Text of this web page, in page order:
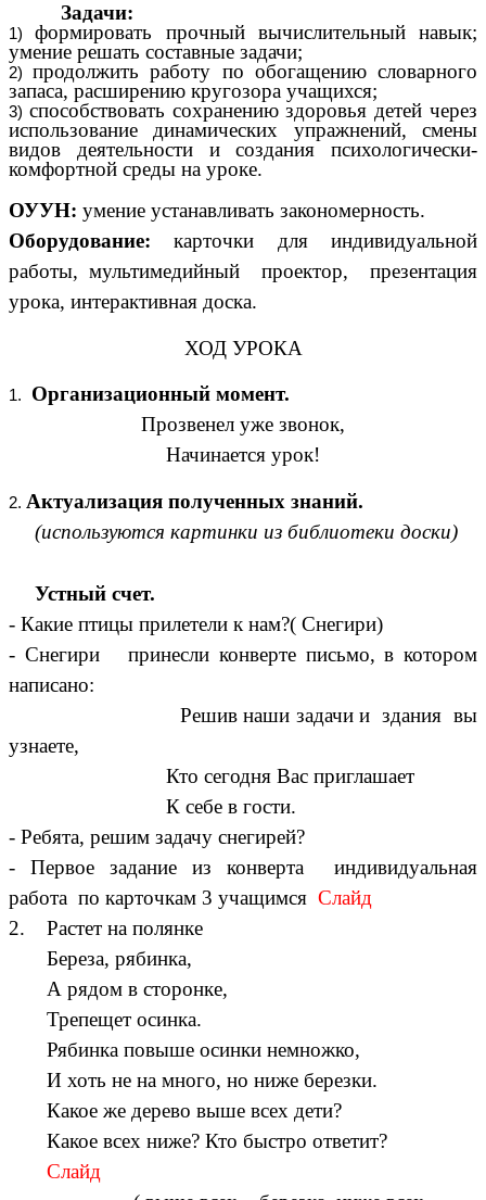
Задачи:
формировать прочный вычислительный навык;
умение решать составные задачи;
продолжить работу по обогащению словарного
запаса, расширению кругозора учащихся;
способствовать сохранению здоровья детей через
использование динамических упражнений, смены
видов деятельности и создания психологически-
комфортной среды на уроке.
ОУУН: умение устанавливать закономерность.
Оборудование:карточки для индивидуальной
работы, мультимедийный проектор, презентация
урока, интерактивная доска.
ХОД УРОКА
Организационный момент.
Прозвенел уже звонок,
Начинается урок!
Актуализация полученных знаний.
(используются картинки из библиотеки доски)
Устный счет.
- Какие птицы прилетели к нам?( Снегири)
- Снегири принесли конверте письмо, в котором
написано:
Решив наши задачи и здания вы
узнаете,
Кто сегодня Вас приглашает
К себе в гости.
- Ребята, решим задачу снегирей?
- Первое задание из конверта
индивидуальная
работа по карточкам 3 учащимся Слайд
2. Растет на полянке
Береза, рябинка,
А рядом в сторонке,
Трепещет осинка.
Рябинка повыше осинки немножко,
И хоть не на много, но ниже березки.
Какое же дерево выше всех дети?
Какое всех ниже? Кто быстро ответит?
Слайд